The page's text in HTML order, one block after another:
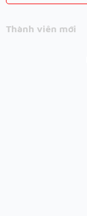
Thành viên mới